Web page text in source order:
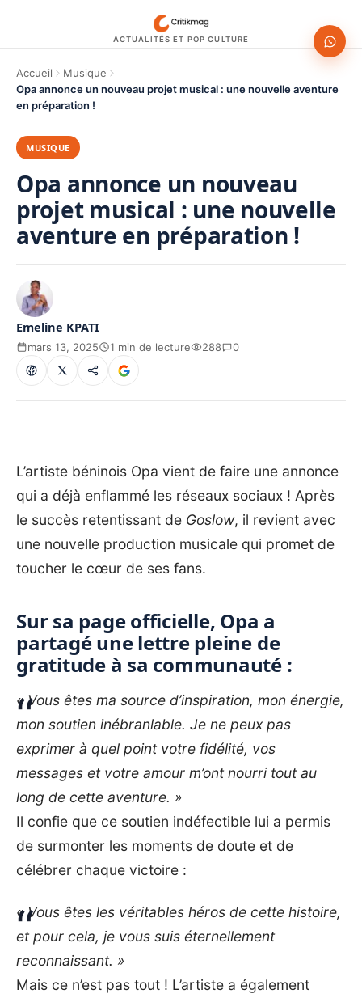
ACTUALITÉS ET POP CULTURE
Accueil
Musique
Opa annonce un nouveau projet musical : une nouvelle aventure
en préparation !
MUSIQUE
Opa annonce un nouveau
projet musical : une nouvelle
aventure en préparation !
Emeline KPATI
mars 13, 2025 1 min de lecture 288 0
L’artiste béninois Opa vient de faire une annonce
qui a déjà enflammé les réseaux sociaux ! Après
le succès retentissant de Goslow, il revient avec
une nouvelle production musicale qui promet de
toucher le cœur de ses fans.
Sur sa page officielle, Opa a
partagé une lettre pleine de
gratitude à sa communauté :
« Vous êtes ma source d’inspiration, mon énergie,
mon soutien inébranlable. Je ne peux pas
exprimer à quel point votre fidélité, vos
messages et votre amour m’ont nourri tout au
long de cette aventure. »
Il confie que ce soutien indéfectible lui a permis
de surmonter les moments de doute et de
célébrer chaque victoire :
« Vous êtes les véritables héros de cette histoire,
et pour cela, je vous suis éternellement
reconnaissant. »
Mais ce n’est pas tout ! L’artiste a également